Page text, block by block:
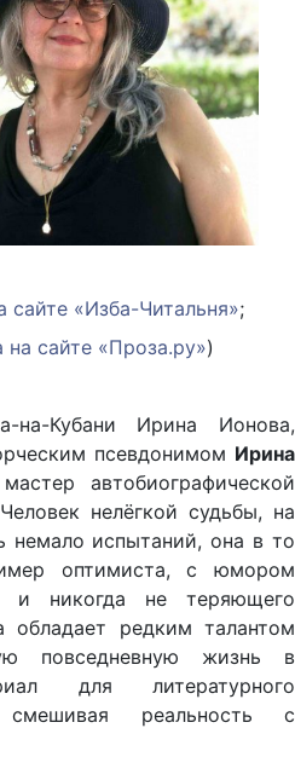
сайте «Изба-Читальня»;
сайте «Проза.ру»)
на-Кубани Ирина Ионова,
псевдонимом Ирина
автобиографической
нелёгкой судьбы, на
немало испытаний, она в то
оптимиста, с юмором
и никогда не теряющего
обладает редким талантом
повседневную жизнь в
для литературного
смешивая реальность с